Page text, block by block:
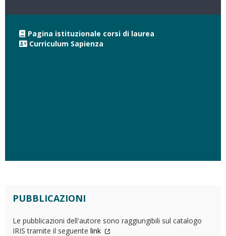
Pagina istituzionale corsi di laurea
Curriculum Sapienza
PUBBLICAZIONI
Le pubblicazioni dell'autore sono raggiungibili sul catalogo
IRIS tramite il seguente link